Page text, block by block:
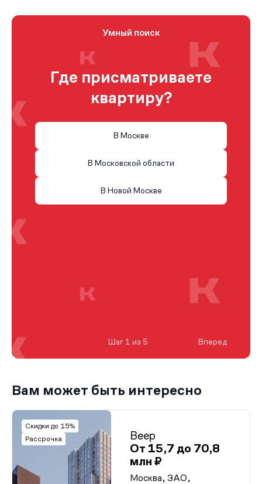
Умный поиск
Где присматриваете
квартиру?
В Москве
В Московской области
В Новой Москве
Шаг 1 из 5 Вперед
Вам может быть интересно
Скидки до 15%
Рассрочка
Веер
От 15,7 до 70,8
млн ₽
Москва, ЗАО,